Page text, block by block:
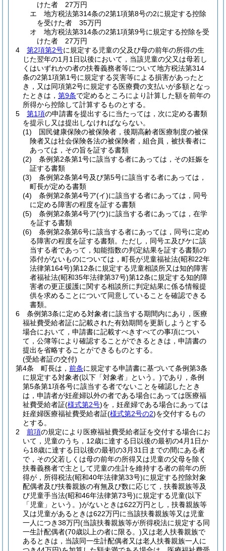
けた者 27万円
エ
地方税法第314条の2第1項第8号の2に規定する控除
を受けた者 35万円
オ
地方税法第314条の2第1項第9号に規定する控除を受
けた者 27万円
4
第2項第2号に規定する児童の父及び母の前年の所得の生
じた翌年の1月1日以後において，当該児童の父又は母若し
くはいずれかの者の扶養義務者等について地方税法第314
条の2第1項第1号に規定する災害等による損害があったと
き，又は同項第2号に規定する医療費の支払いが多額となっ
たときは， 第9条で定めるところにより計算した額を前年の
所得から控除して計算するものとする。
5
第1項の申請書を提出するに当たっては，次に定める書類
を提示し又は提出しなければならない。
(1)
国民健康保険の被保険者，後期高齢者医療制度の被保
険者又は社会保険各法の被保険者，組合員，被扶養者に
あっては，その旨を証する書類
(2)
条例第2条第1号に該当する者にあっては，その妊娠を
証する書類
(3)
条例第2条第4号及び第5号に該当する者にあっては，
町長が定める書類
(4)
条例第2条第4号ア(イ)に該当する者にあっては，同号
に定める障害の程度を証する書類
(5)
条例第2条第4号ア(ウ)に該当する者にあっては，在学
を証する書類
(6)
条例第2条第6号に該当する者にあっては，同号に定め
る障害の程度を証する書類。 ただし，同号エ及びケに該
当する者であって，知能指数の判定結果を証する書類の
添付がないものについては，町長が児童福祉法(昭和22年
法律第164号)第12条に規定する児童相談所又は知的障害
者福祉法(昭和35年法律第37号)第12条に規定する知的障
害者の更正援護に関する相談所に判定結果に係る情報提
供を求めることについて同意していることを確認できる
書類。
6
条例第3条に定める対象者に該当する期間内にあり，医療
福祉費受給者証に記載された有効期間を更新しようとする
場合において，申請書に記載すべきすべての事項につい
て，公簿等により確認することができるときは，申請書の
提出を省略することができるものとする。
(受給者証の交付)
第4条
町長は， 前条に規定する申請書に基づいて条例第3条
に規定する対象者(以下「対象者」という。)であり，条例
第5条第1項各号に該当する者でないことを確認したとき
は，申請者が妊産婦以外の者である場合にあっては医療福
祉費受給者証(様式第2号)を，妊産婦である場合にあっては
妊産婦医療福祉費受給者証(様式第2号の2)を交付するもの
とする。
2
前項の規定により医療福祉費受給者証を交付する場合にお
いて，児童のうち，12歳に達する日以後の最初の4月1日か
ら18歳に達する日以後の最初の3月31日までの間にある者
で，その父若しくは母の前年の所得又は児童の父母を除く
扶養義務者で主として児童の生計を維持する者の前年の所
得が，所得税法(昭和40年法律第33号)に規定する控除対象
配偶者及び扶養親族の有無及び数に応じて，扶養親族等及
び児童手当法(昭和46年法律第73号)に規定する児童(以下
「児童」という。)がないときは622万円とし，扶養親族等
又は児童があるときは622万円に当該扶養親族等又は児童
一人につき38万円(当該扶養親族等が所得税法に規定する同
一生計配偶者(70歳以上の者に限る。)又は老人扶養親族で
あるときは，当該同一生計配偶者又は老人扶養親族一人に